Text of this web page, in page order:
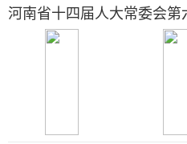
河南省十四届人大常委会第